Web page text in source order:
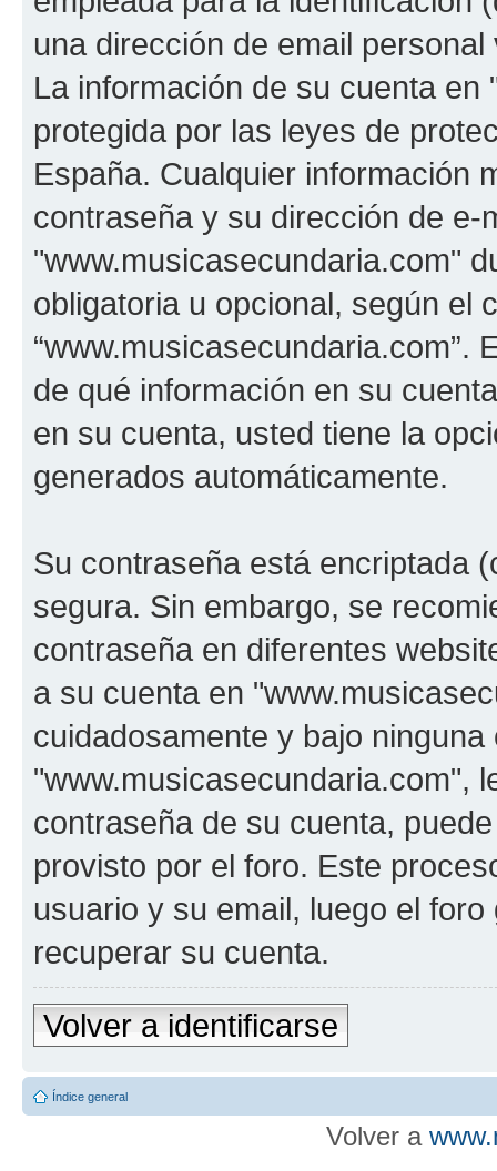
una dirección de email
La información de su cuenta
protegida por las leyes de
España. Cualquier información
contraseña y su dirección de e-
"www.musicasecundaria.com"
obligatoria u opcional, según el
“www.musicasecundaria.com”.
de qué información en su
en su cuenta, usted tiene la
generados automáticamente.
Su contraseña está encriptada
segura. Sin embargo, se
contraseña en diferentes
a su cuenta en
cuidadosamente y bajo
"www.musicasecundaria.com",
contraseña de su cuenta,
provisto por el foro. Este
usuario y su email, luego el
recuperar su cuenta.
Volver a identificarse
Índice general
Volver a